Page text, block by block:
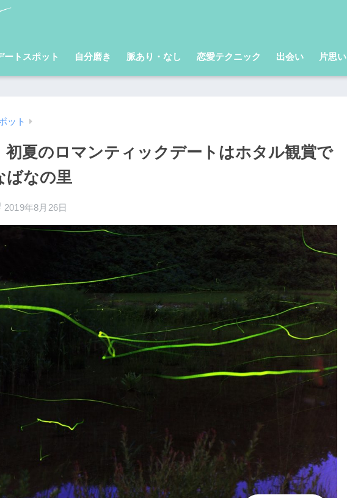
ートスポット 自分磨き 脈あり・なし 恋愛テクニック 出会い 片思い
ット
初夏のロマンティックデートはホタル観賞で
ばなの里
2019年8月26日